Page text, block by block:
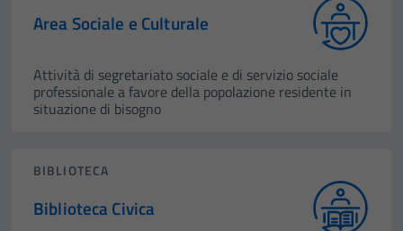
Area Sociale e Culturale
Attività di segretariato sociale e di servizio sociale
professionale a favore della popolazione residente in
situazione di bisogno
BIBLIOTECA
Biblioteca Civica